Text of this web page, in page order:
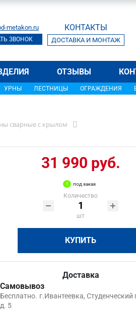
metakon.ru
ЗВОНОК
КОНТАКТЫ
ДОСТАВКА И МОНТАЖ
ОТЗЫВЫ
УРНЫ ЛЕСТНИЦЫ ОГРАЖДЕНИЯ
сварные с крылом
31 990 руб.
под заказ
Количество
шт
КУПИТЬ
Доставка
Самовывоз
Бесплатно. г.Ивантеевка, Студенческий
д. 5